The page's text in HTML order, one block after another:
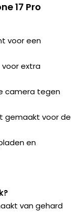
17 Pro
voor een
voor extra
camera tegen
gemaakt voor de
en
van gehard